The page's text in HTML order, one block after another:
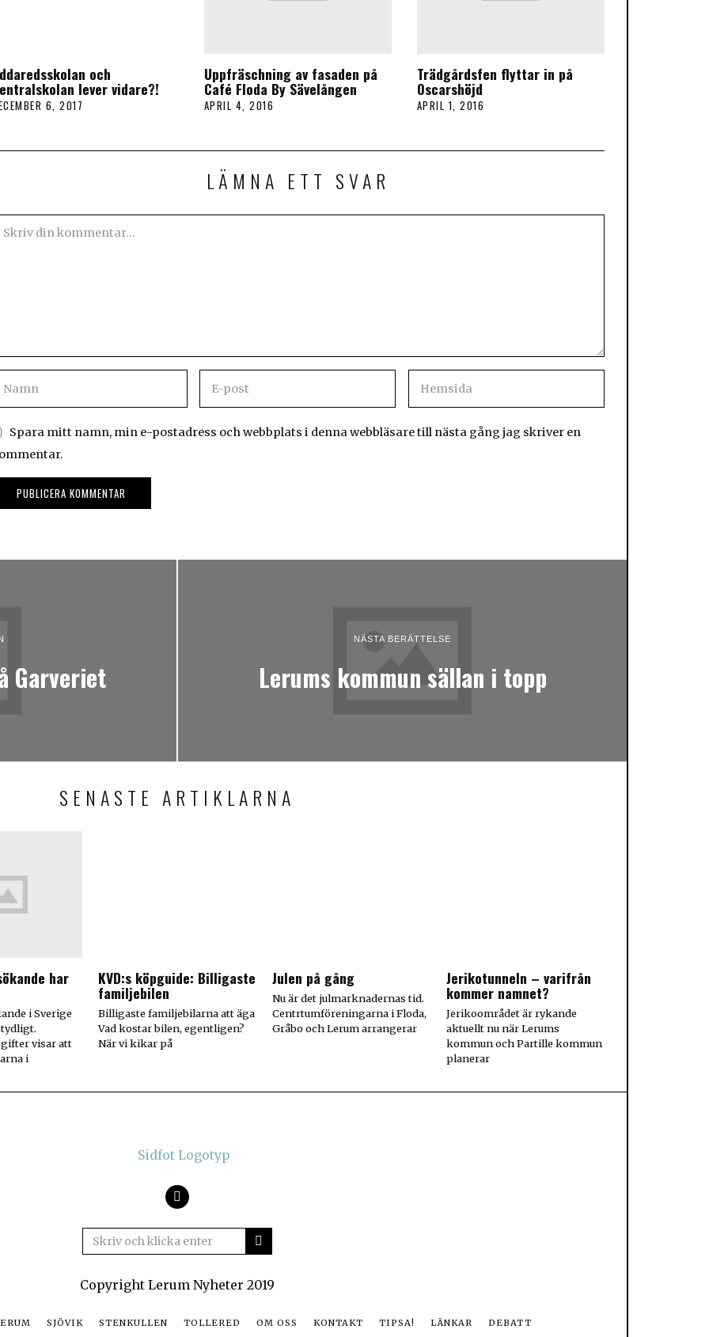
och
lever vidare?!
6, 2017
Uppfräschning av fasaden på
Café Floda By Sävelången
APRIL 4, 2016
Trädgårdsfen flyttar in på
Oscarshöjd
APRIL 1, 2016
LÄMNA ETT SVAR
Spara mitt namn, min e-postadress och webbplats i denna webbläsare till nästa gång jag skriver en
Garveriet
NÄSTA BERÄTTELSE
Lerums kommun sällan i topp
SENASTE ARTIKLARNA
har
i Sverige
visar att
i
KVD:s köpguide: Billigaste
familjebilen
Billigaste familjebilarna att äga
Vad kostar bilen, egentligen?
När vi kikar på
Julen på gång
Nu är det julmarknadernas tid.
Centrtumföreningarna i Floda,
Gråbo och Lerum arrangerar
Jerikotunneln – varifrån
kommer namnet?
Jerikoområdet är rykande
aktuellt nu när Lerums
kommun och Partille kommun
planerar
Copyright Lerum Nyheter 2019
SJÖVIK STENKULLEN TOLLERED OM OSS KONTAKT TIPSA! LÄNKAR DEBATT